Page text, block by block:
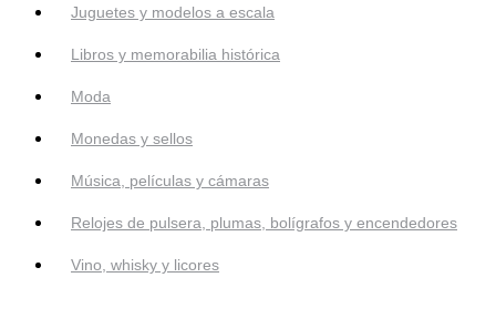
Juguetes y modelos a escala
Libros y memorabilia histórica
Moda
Monedas y sellos
Música, películas y cámaras
Relojes de pulsera, plumas, bolígrafos y encendedores
Vino, whisky y licores